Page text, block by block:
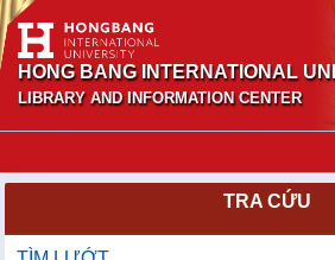
HONG BANG INTERNATIONAL
LIBRARY AND INFORMATION CENTER
TRA CỨU